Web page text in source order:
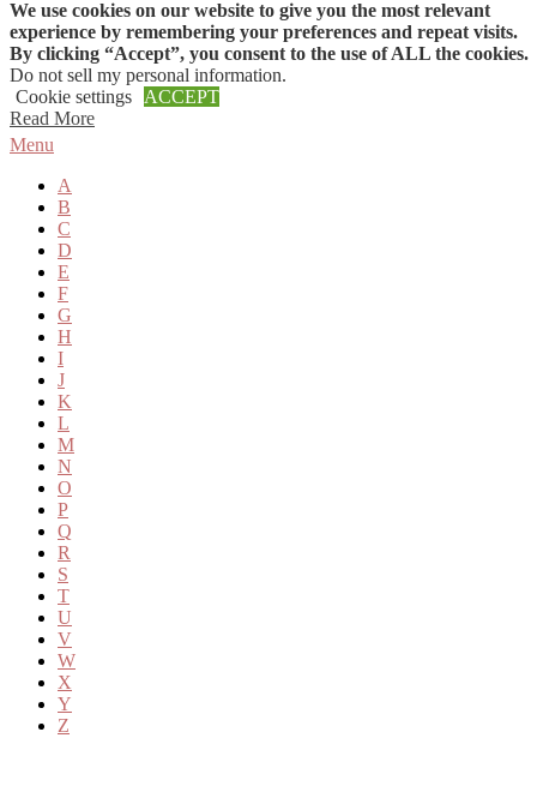
Skip to content
Menu
A
B
C
D
E
F
G
H
I
J
K
L
M
N
O
P
Q
R
S
T
U
V
W
X
Y
Z
We use cookies on our website to give you the most relevant
experience by remembering your preferences and repeat visits.
By clicking “Accept”, you consent to the use of ALL the cookies.
Do not sell my personal information.
Cookie settings
ACCEPT
Read More